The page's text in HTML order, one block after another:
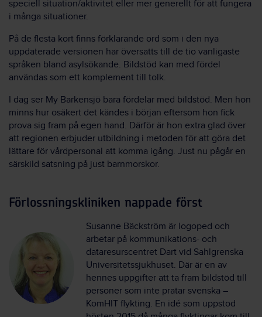
speciell situation/aktivitet eller mer generellt för att fungera
i många situationer.
På de flesta kort finns förklarande ord som i den nya
uppdaterade versionen har översatts till de tio vanligaste
språken bland asylsökande. Bildstöd kan med fördel
användas som ett komplement till tolk.
I dag ser My Barkensjö bara fördelar med bildstöd. Men hon
minns hur osäkert det kändes i början eftersom hon fick
prova sig fram på egen hand. Därför är hon extra glad över
att regionen erbjuder utbildning i metoden för att göra det
lättare för vårdpersonal att komma igång. Just nu pågår en
särskild satsning på just barnmorskor.
Förlossningskliniken nappade först
Susanne Bäckström är logoped och
arbetar på kommunikations- och
dataresurscentret Dart vid Sahlgrenska
Universitetssjukhuset. Där är en av
hennes uppgifter att ta fram bildstöd till
personer som inte pratar svenska –
KomHIT flykting. En idé som uppstod